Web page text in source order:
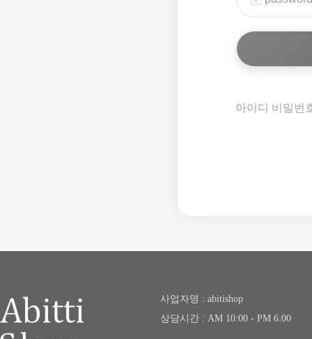
아이디 비밀번
사업자명 : abitishop
상담시간 : AM 10:00 - PM 6:00